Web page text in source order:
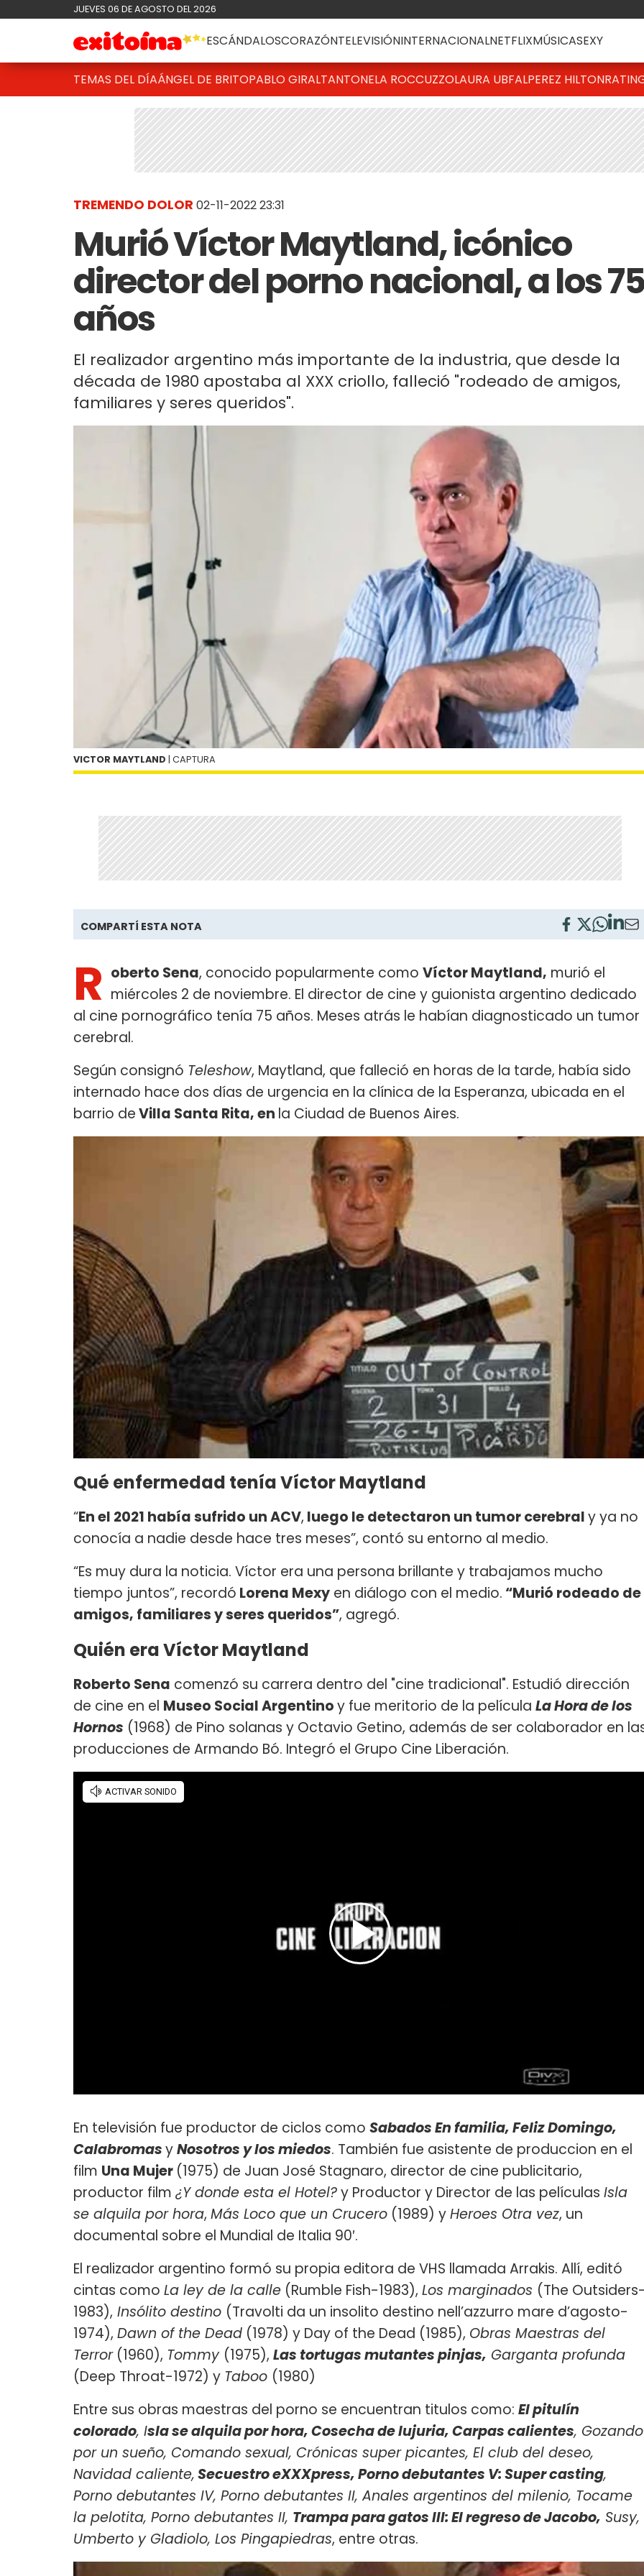
JUEVES 06 DE AGOSTO DEL 2026
ESCÁNDALOSCORAZÓNTELEVISIÓNINTERNACIONALNETFLIXMÚSICASEXY
TEMAS DEL DÍAÁNGEL DE BRITOPABLO GIRALTANTONELA ROCCUZZOLAURA UBFALPEREZ HILTON
TREMENDO DOLOR 02-11-2022 23:31
Murió Víctor Maytland, icónico
director del porno nacional, a los 75
años
El realizador argentino más importante de la industria, que desde la
década de 1980 apostaba al XXX criollo, falleció "rodeado de amigos,
familiares y seres queridos".
VICTOR MAYTLAND | CAPTURA
COMPARTÍ ESTA NOTA
R oberto Sena, conocido popularmente como Víctor Maytland, murió el
miércoles 2 de noviembre. El director de cine y guionista argentino dedicado
al cine pornográfico tenía 75 años. Meses atrás le habían diagnosticado un tumor
cerebral.
Según consignó Teleshow, Maytland, que falleció en horas de la tarde, había sido
internado hace dos días de urgencia en la clínica de la Esperanza, ubicada en el
barrio deVilla Santa Rita, en la Ciudad de Buenos Aires.
Qué enfermedad tenía Víctor Maytland
“En el 2021 había sufrido un ACV, luego le detectaron un tumor cerebraly ya no
conocía a nadie desde hace tres meses”, contó su entorno al medio.
“Es muy dura la noticia. Víctor era una persona brillante y trabajamos mucho
tiempo juntos”, recordó Lorena Mexy en diálogo con el medio. “Murió rodeado de
amigos, familiares y seres queridos”, agregó.
Quién era Víctor Maytland
Roberto Sena comenzó su carrera dentro del "cine tradicional". Estudió dirección
de cine en el Museo Social Argentinoy fue meritorio de la película La Hora de los
Hornos (1968) de Pino solanas y Octavio Getino, además de ser colaborador en
producciones de Armando Bó. Integró el Grupo Cine Liberación.
En televisión fue productor de ciclos como Sabados En familia, Feliz Domingo,
CalabromasyNosotros y los miedos. También fue asistente de produccion en el
film Una Mujer (1975) de Juan José Stagnaro, director de cine publicitario,
productor film ¿Y donde esta el Hotel?y Productor y Director de las películas Isla
se alquila por hora, Más Loco que un Crucero (1989) yHeroes Otra vez, un
documental sobre el Mundial de Italia 90′.
El realizador argentino formó su propia editora de VHS llamada Arrakis. Allí, editó
cintas como La ley de la calle (Rumble Fish-1983), Los marginados (The
1983), Insólito destino (Travolti da un insolito destino nell’azzurro mare d’agosto-
1974), Dawn of the Dead (1978) y Day of the Dead (1985), Obras Maestras del
Terror(1960), Tommy (1975), Las tortugas mutantes pinjas, Garganta profunda
(Deep Throat-1972) y Taboo (1980)
Entre sus obras maestras del porno se encuentran titulos como: El pitulín
colorado, Isla se alquila por hora, Cosecha de lujuria, Carpas calientes, Gozando
por un sueño, Comando sexual, Crónicas super picantes, El club del deseo,
Navidad caliente,Secuestro eXXXpress, Porno debutantes V: Super casting,
Porno debutantes IV, Porno debutantes II, Anales argentinos del milenio, Tocame
la pelotita, Porno debutantes II, Trampa para gatos III: El regreso de Jacobo, Susy,
Umberto y Gladiolo, Los Pingapiedras, entre otras.